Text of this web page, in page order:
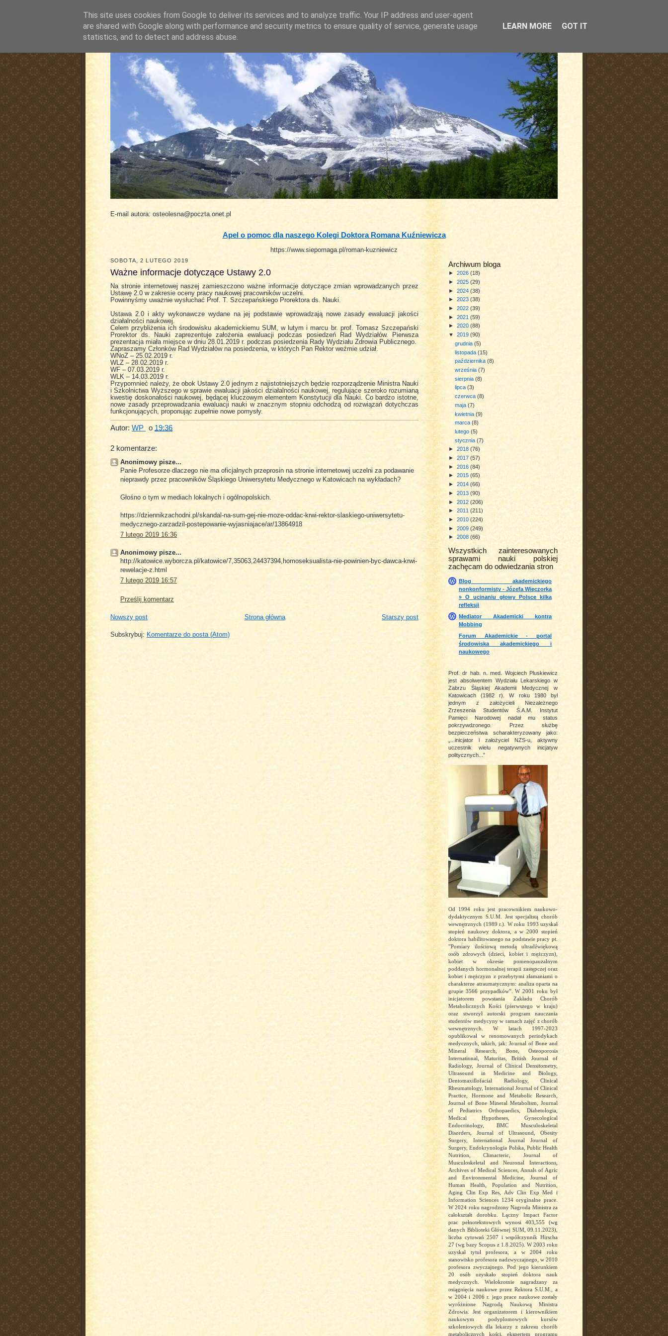
pluskiewicz.blogspot.com
E-mail autora: osteolesna@poczta.onet.pl
Apel o pomoc dla naszego Kolegi Doktora Romana Kuźniewicza
https://www.siepomaga.pl/roman-kuzniewicz
Archiwum bloga
► 2026 (18)
► 2025 (29)
► 2024 (38)
► 2023 (38)
► 2022 (39)
► 2021 (59)
► 2020 (88)
▼ 2019 (90)
grudnia(5)
listopada(15)
października(8)
września(7)
sierpnia(8)
lipca(3)
czerwca(8)
maja(7)
kwietnia(9)
marca(8)
lutego(5)
stycznia(7)
► 2018 (76)
► 2017 (57)
► 2016 (84)
► 2015 (65)
► 2014 (66)
► 2013 (90)
► 2012 (206)
► 2011 (211)
► 2010 (224)
► 2009 (249)
► 2008 (66)
Wszystkich zainteresowanych
sprawami nauki polskiej
zachęcam do odwiedzania stron
Blog akademickiego
nonkonformisty - Józefa Wieczorka
» O ucinaniu głowy Polsce kilka
refleksji
Mediator Akademicki kontra
Mobbing
Forum Akademickie - portal
środowiska akademickiego i
naukowego
Prof. dr hab. n. med. Wojciech Pluskiewicz
jest absolwentem Wydziału Lekarskiego w
Zabrzu Śląskiej Akademii Medycznej w
Katowicach (1982 r). W roku 1980 był
jednym z założycieli Niezależnego
Zrzeszenia Studentów Ś.A.M. Instytut
Pamięci Narodowej nadał mu status
pokrzywdzonego. Przez służbę
bezpieczeństwa scharakteryzowany jako:
„...inicjator i założyciel NZS-u, aktywny
uczestnik wielu negatywnych inicjatyw
politycznych...”
Od 1994 roku jest pracownikiem naukowo-
dydaktycznym S.U.M. Jest specjalistą chorób
wewnętrznych (1989 r.). W roku 1993 uzyskał
stopień naukowy doktora, a w 2000 stopień
doktora habilitowanego na podstawie pracy pt.
”Pomiary ilościową metodą ultradźwiękową
osób zdrowych (dzieci, kobiet i mężczyzn),
kobiet w okresie pomenopauzalnym
poddanych hormonalnej terapii zastępczej oraz
kobiet i mężczyzn z przebytymi złamaniami o
charakterze atraumatycznym: analiza oparta na
grupie 3566 przypadków”. W 2001 roku był
inicjatorem powstania Zakładu Chorób
Metabolicznych Kości (pierwszego w kraju)
oraz stworzył autorski program nauczania
studentów medycyny w ramach zajęć z chorób
wewnętrznych. W latach 1997-2023
opublikował w renomowanych periodykach
medycznych, takich, jak: Journal of Bone and
Mineral Research, Bone, Osteoporosis
International, Maturitas, British Journal of
Radiology, Journal of Clinical Densitometry,
Ultrasound in Medicine and Biology,
Dentomaxillofacial Radiology, Clinical
Rheumatology, International Journal of Clinical
Practice, Hormone and Metabolic Research,
Journal of Bone Mineral Metabolism, Journal
of Pediatrics Orthopaedics, Diabetologia,
Medical Hypotheses, Gynecological
Endocrinology, BMC Musculoskeletal
Disorders, Journal of Ultrasound, Obesity
Surgery, International Journal Journal of
Surgery, Endokrynologia Polska, Public Health
Nutrition, Climacteric, Journal of
Musculoskeletal and Neuronal Interactions,
Archives of Medical Sciences, Annals of Agric
and Environmental Medicine, Journal of
Human Health, Population and Nutrition,
Aging Clin Exp Res, Adv Clin Exp Med i
Information Sciences 1234 oryginalne prace.
W 2024 roku nagrodzony Nagroda Ministra za
całokształt dorobku. Łączny Impact Factor
prac pełnotekstowych wynosi 403,555 (wg
danych Biblioteki Głównej SUM, 09.11.2023),
liczba cytowań 2507 i współczynnik Hirscha
27 (wg bazy Scopus z 1.8.2025). W 2003 roku
uzyskał tytuł profesora, a w 2004 roku
stanowisko profesora nadzwyczajnego, w 2010
profesora zwyczajnego. Pod jego kierunkiem
20 osób uzyskało stopień doktora nauk
medycznych. Wielokrotnie nagradzany za
osiągnięcia naukowe przez Rektora S.U.M., a
w 2004 i 2006 r. jego prace naukowe zostały
wyróżnione Nagrodą Naukową Ministra
Zdrowia. Jest organizatorem i kierownikiem
naukowym podyplomowych kursów
szkoleniowych dla lekarzy z zakresu chorób
metabolicznych kości, ekspertem programu
SOBOTA, 2 LUTEGO 2019
Ważne informacje dotyczące Ustawy 2.0
Na stronie internetowej naszej zamieszczono ważne informacje dotyczące zmian wprowadzanych przez
Ustawę 2.0 w zakresie oceny pracy naukowej pracowników uczelni.
Powinnyśmy uważnie wysłuchać Prof. T. Szczepańskiego Prorektora ds. Nauki.
Ustawa 2.0 i akty wykonawcze wydane na jej podstawie wprowadzają nowe zasady ewaluacji jakości
działalności naukowej.
Celem przybliżenia ich środowisku akademickiemu SUM, w lutym i marcu br. prof. Tomasz Szczepański
Prorektor ds. Nauki zaprezentuje założenia ewaluacji podczas posiedzeń Rad Wydziałów. Pierwsza
prezentacja miała miejsce w dniu 28.01.2019 r. podczas posiedzenia Rady Wydziału Zdrowia Publicznego.
Zapraszamy Członków Rad Wydziałów na posiedzenia, w których Pan Rektor weźmie udział.
WNoZ – 25.02.2019 r.
WLZ – 28.02.2019 r.
WF – 07.03.2019 r.
WLK – 14.03.2019 r.
Przypomnieć należy, że obok Ustawy 2.0 jednym z najistotniejszych będzie rozporządzenie Ministra Nauki
i Szkolnictwa Wyższego w sprawie ewaluacji jakości działalności naukowej, regulujące szeroko rozumianą
kwestię doskonałości naukowej, będącej kluczowym elementem Konstytucji dla Nauki. Co bardzo istotne,
nowe zasady przeprowadzania ewaluacji nauki w znacznym stopniu odchodzą od rozwiązań dotychczas
funkcjonujących, proponując zupełnie nowe pomysły.
Autor: WP o 19:36
2 komentarze:
Anonimowy pisze...
Panie Profesorze dlaczego nie ma oficjalnych przeprosin na stronie internetowej uczelni za podawanie
nieprawdy przez pracowników Śląskiego Uniwersytetu Medycznego w Katowicach na wykładach?
Głośno o tym w mediach lokalnych i ogólnopolskich.
https://dziennikzachodni.pl/skandal-na-sum-gej-nie-moze-oddac-krwi-rektor-slaskiego-uniwersytetu-
medycznego-zarzadzil-postepowanie-wyjasniajace/ar/13864918
7 lutego 2019 16:36
Anonimowy pisze...
http://katowice.wyborcza.pl/katowice/7,35063,24437394,homoseksualista-nie-powinien-byc-dawca-krwi-
rewelacje-z.html
7 lutego 2019 16:57
Prześlij komentarz
Nowszy post Starszy post
Strona główna
Subskrybuj: Komentarze do posta (Atom)
This site uses cookies from Google to deliver its services and to analyze traffic. Your IP address and user-agent
are shared with Google along with performance and security metrics to ensure quality of service, generate usage
statistics, and to detect and address abuse.
LEARN MORE GOT IT